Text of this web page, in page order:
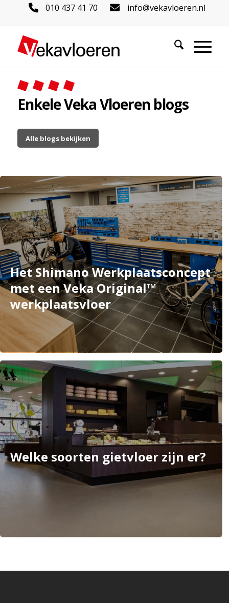
010 437 41 70 info@vekavloeren.nl
Enkele Veka Vloeren blogs
Alle blogs bekijken
Het Shimano Werkplaatsconcept
met een Veka Original™
werkplaatsvloer
Welke soorten gietvloer zijn er?